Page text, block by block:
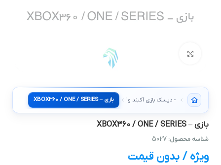
- دیسک بازی آکبند و کارکردهبازی – XBOX360 / ONE / SERIES
بازی – XBOX360 / ONE / SERIES
شناسه محصول: 5027
ویژه / بدون قیمت